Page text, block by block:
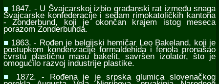
■ 1847. - U Švajcarskoj izbio građanski rat između snaga
Švajcarske konfederacije i sedam rimokatoličkih kantona
- Zonderbund, koji je okončan krajem istog meseca
porazom Zonderbunda.
■ 1863. - Rođen je belgijski hemičar Leo Bakeland, koji je
postupkom kondenzacije formaldehida i fenola pronašao
čvrstu plastičnu masu bakelit, savršen izolator, što je
omogućilo razvoj industrije plastike.
■ 1872. - Rođena je je srpska glumica slovenačkog